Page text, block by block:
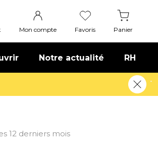
Mon compte Favoris Panier
Notre actualité RH
12 derniers mois